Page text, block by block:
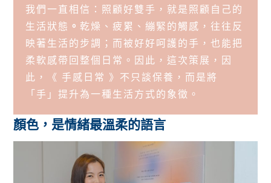
我們一直相信：照顧好雙手，就是照顧自己的
生活狀態 。乾燥、疲累、繃緊的觸感，往往反
映著生活的步調；而被好好呵護的手，也能把
柔軟感帶回整個日常。因此，這次策展，因
此，《 手感日常 》不只談保養，而是將
「手」提升為一種生活方式的象徵。
顏色，是情緒最溫柔的語言